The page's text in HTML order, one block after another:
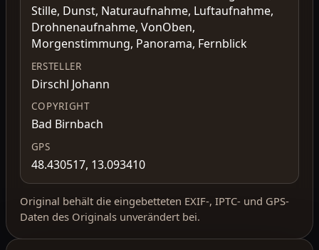
Stille, Dunst, Naturaufnahme, Luftaufnahme,
Drohnenaufnahme, VonOben,
Morgenstimmung, Panorama, Fernblick
ERSTELLER
Dirschl Johann
COPYRIGHT
Bad Birnbach
GPS
48.430517, 13.093410
Original behält die eingebetteten EXIF-, IPTC- und GPS-
Daten des Originals unverändert bei.